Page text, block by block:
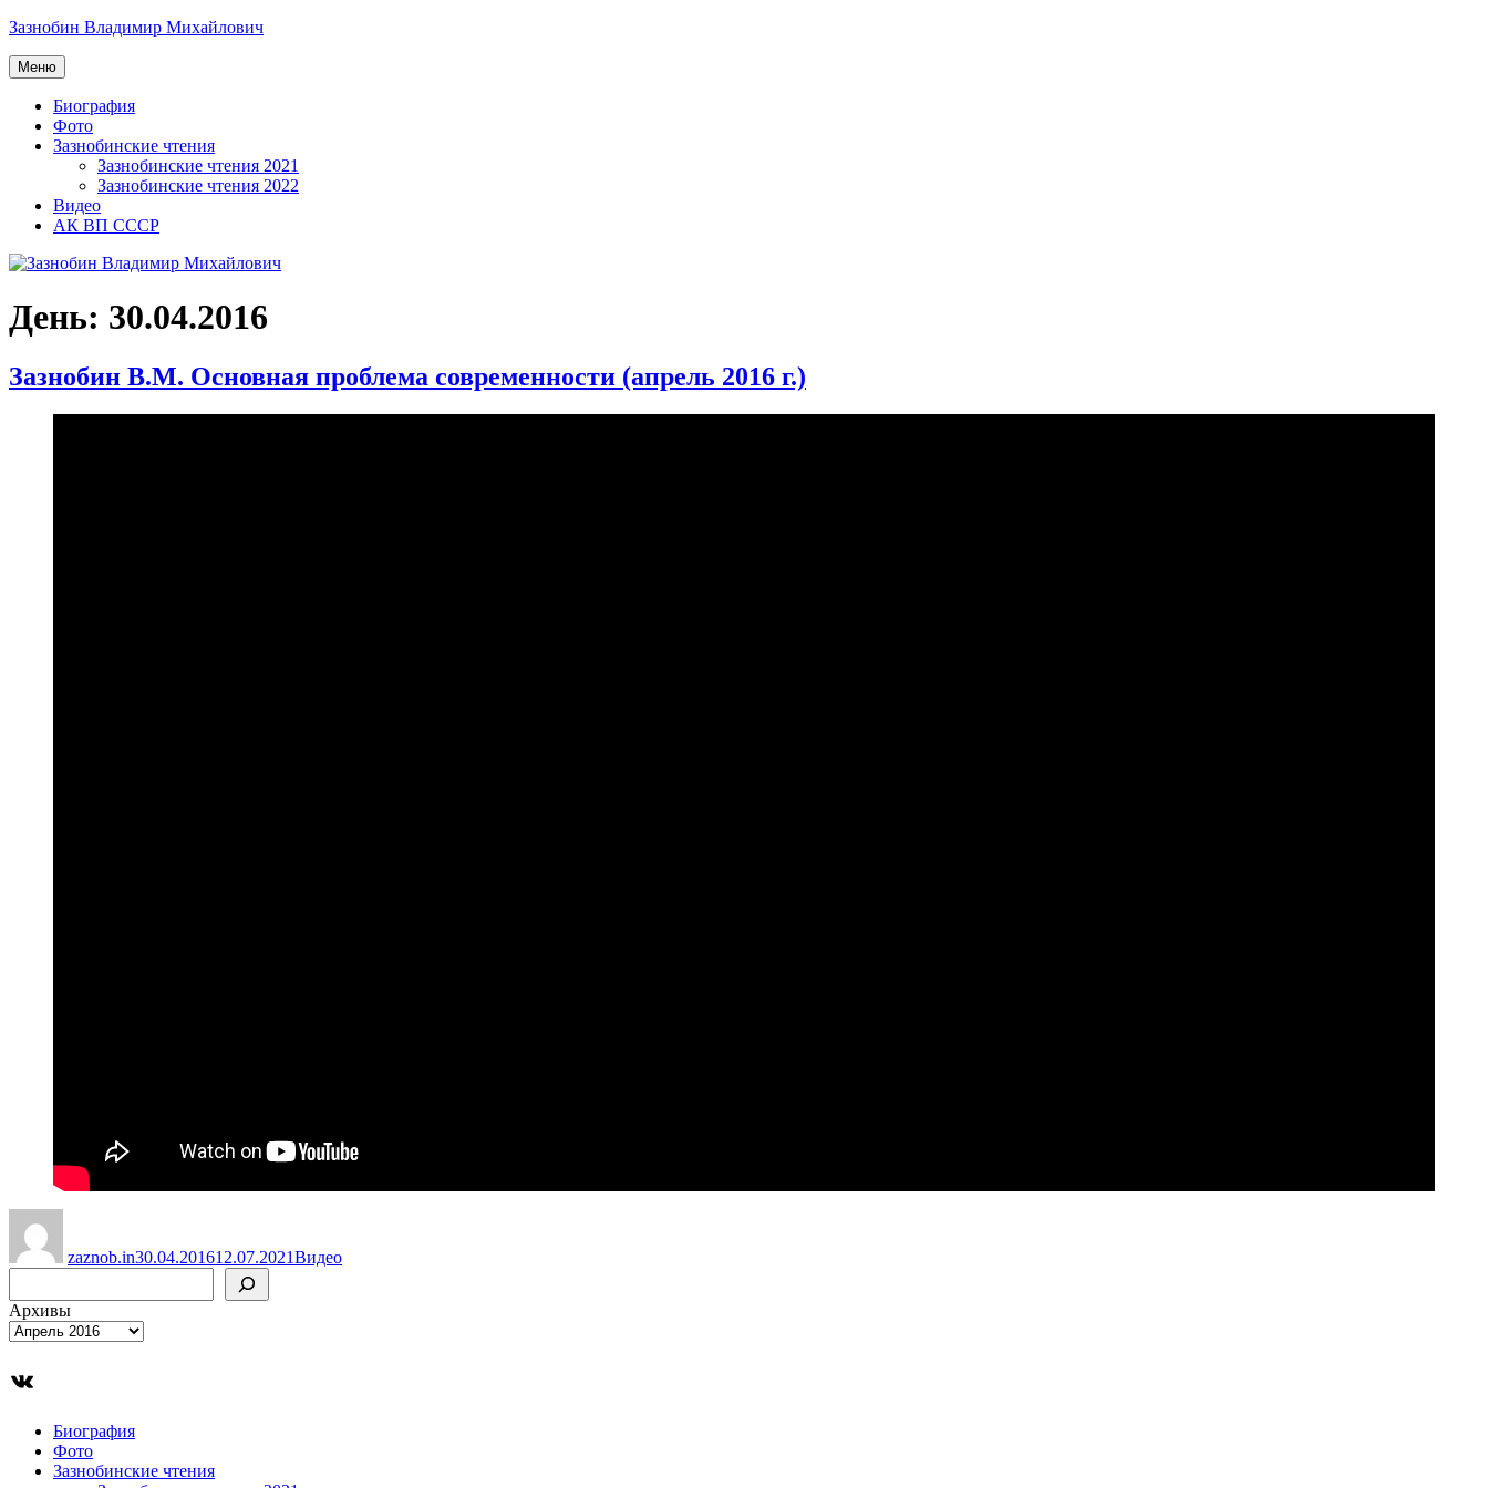
Перейти
содержимому
Зазнобин Владимир Михайлович
Меню
Биография
Фото
Зазнобинские чтения
Зазнобинские чтения 2021
Зазнобинские чтения 2022
Видео
АК ВП СССР
День: 30.04.2016
Зазнобин В.М. Основная проблема современности (апрель 2016 г.)
zaznob.in30.04.201612.07.2021Видео
Архивы
ВКонтакте
Биография
Фото
Зазнобинские чтения